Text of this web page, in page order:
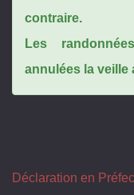
contraire.
Les
annulées la veille
Déclaration en